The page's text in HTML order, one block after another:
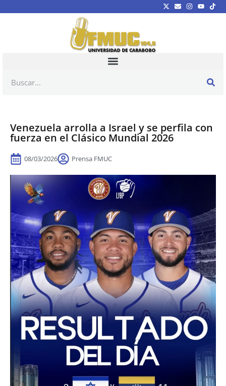
Venezuela arrolla a Israel y se perfila con
fuerza en el Clásico Mundial 2026
08/03/2026 Prensa FMUC